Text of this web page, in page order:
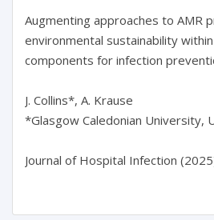
Augmenting approaches to AMR
environmental sustainability
components for infection
J. Collins*, A. Krause
*Glasgow Caledonian University,